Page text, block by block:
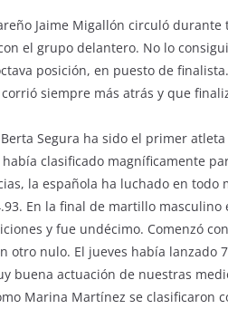
Jaime Migallón circuló
el grupo delantero. No lo
posición, en puesto de
siempre más atrás y que
Segura ha sido el primer
clasificado magníficamente
la española ha luchado en todo
En la final de martillo
y fue undécimo. Comenzó
otro nulo. El jueves había lanzado
buena actuación de nuestras
Marina Martínez se clasificaron